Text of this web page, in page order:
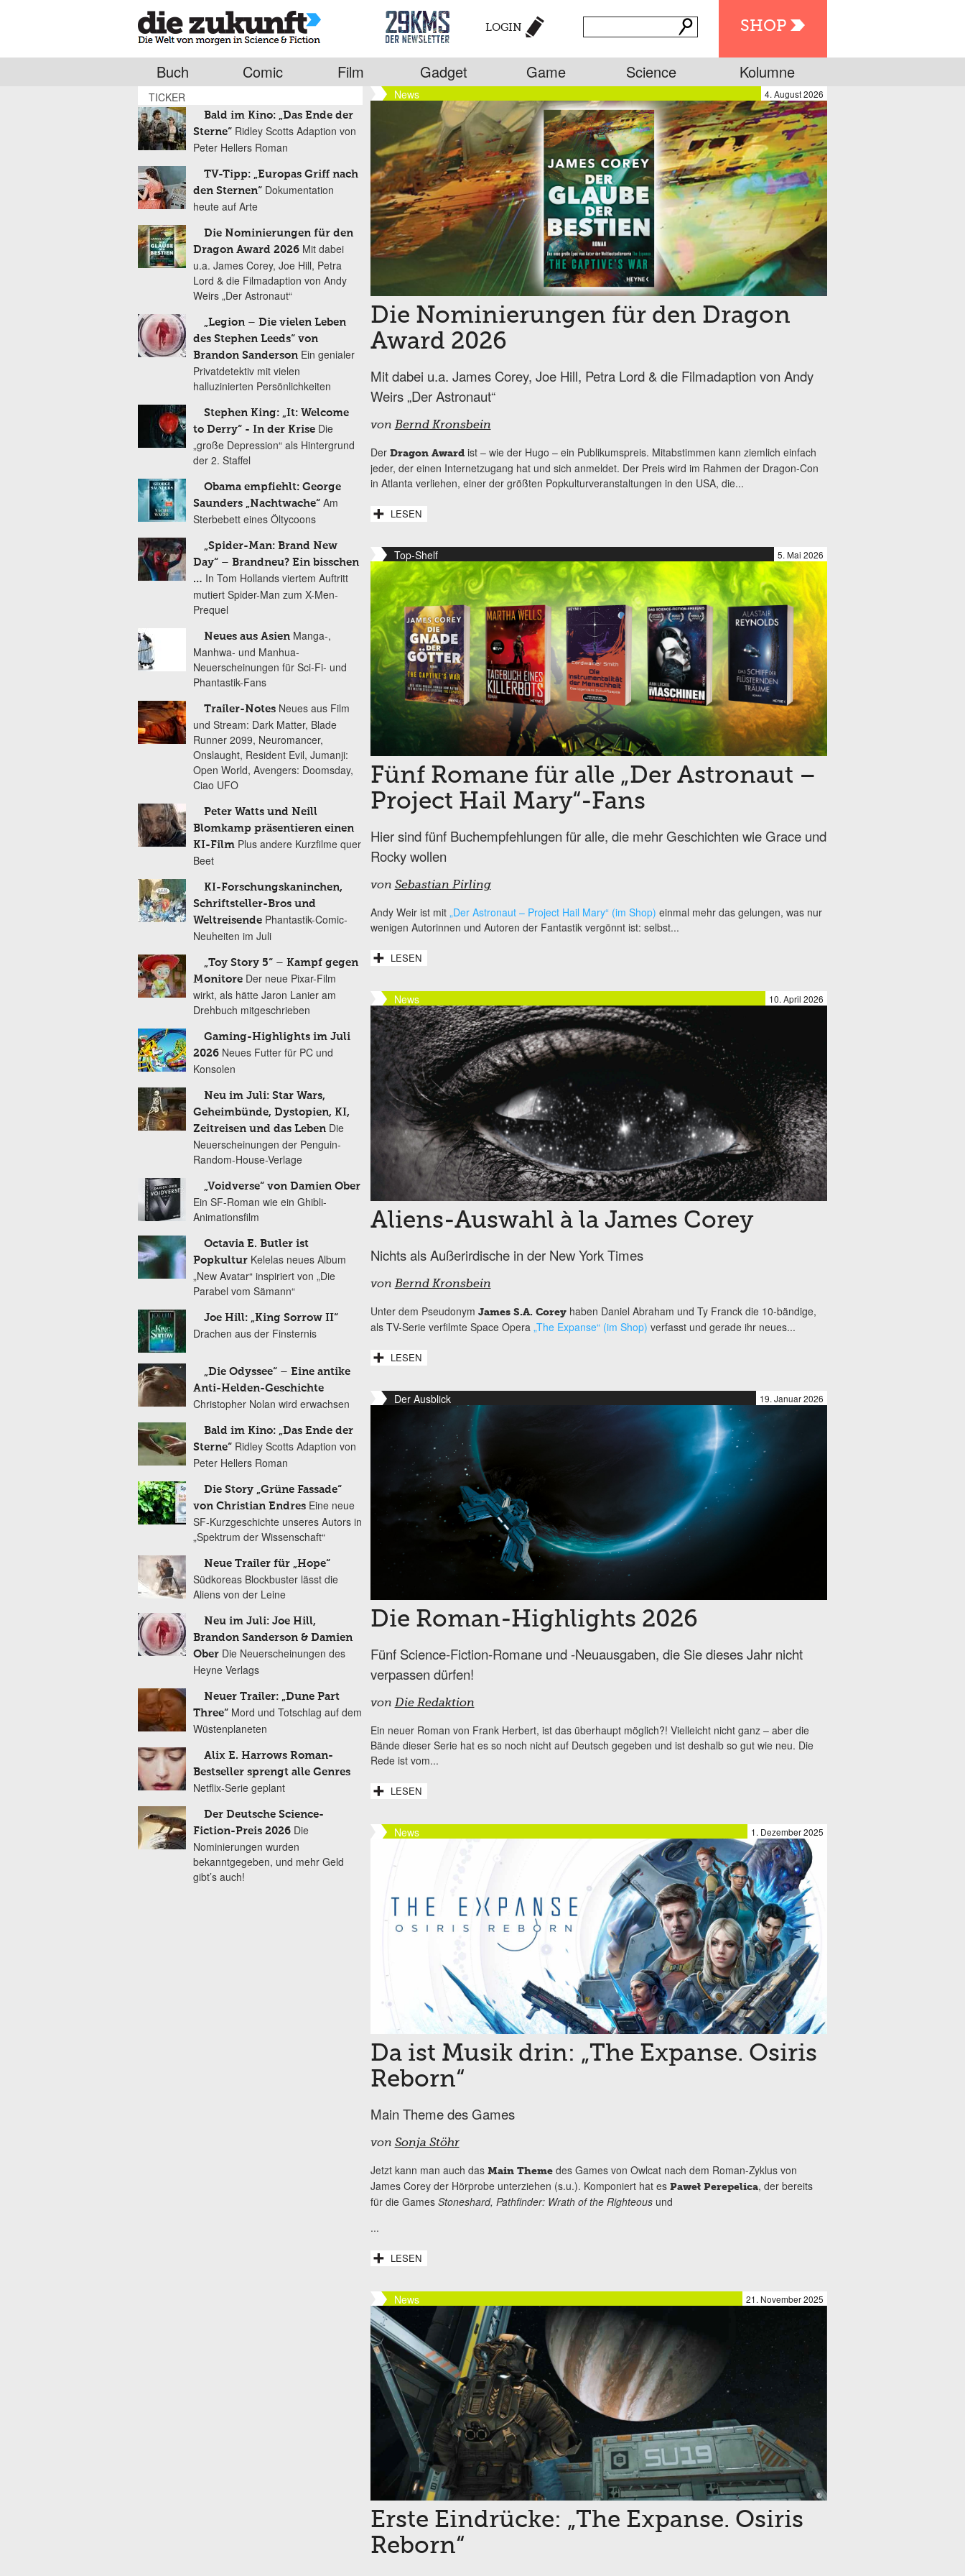
SHOP
LOGIN
Buch Comic Film Gadget Game Science Kolumne
News 4. August 2026
Die Nominierungen für den Dragon
Award 2026
Mit dabei u.a. James Corey, Joe Hill, Petra Lord & die Filmadaption von Andy
Weirs „Der Astronaut“
von Bernd Kronsbein
Der Dragon Awardist – wie der Hugo – ein Publikumspreis. Mitabstimmen kann ziemlich einfach
jeder, der einen Internetzugang hat und sich anmeldet. Der Preis wird im Rahmen der Dragon-Con
in Atlanta verliehen, einer der größten Popkulturveranstaltungen in den USA, die...
LESEN
Top-Shelf 5. Mai 2026
Fünf Romane für alle „Der Astronaut –
Project Hail Mary“-Fans
Hier sind fünf Buchempfehlungen für alle, die mehr Geschichten wie Grace und
Rocky wollen
von Sebastian Pirling
Andy Weir ist mit „Der Astronaut – Project Hail Mary“ (im Shop) einmal mehr das gelungen, was nur
wenigen Autorinnen und Autoren der Fantastik vergönnt ist: selbst...
LESEN
News 10. April 2026
Aliens-Auswahl à la James Corey
Nichts als Außerirdische in der New York Times
von Bernd Kronsbein
Unter dem Pseudonym James S.A. Coreyhaben Daniel Abraham und Ty Franck die 10-bändige,
als TV-Serie verfilmte Space Opera „The Expanse“ (im Shop) verfasst und gerade ihr neues...
LESEN
Der Ausblick 19. Januar 2026
Die Roman-Highlights 2026
Fünf Science-Fiction-Romane und -Neuausgaben, die Sie dieses Jahr nicht
verpassen dürfen!
von Die Redaktion
Ein neuer Roman von Frank Herbert, ist das überhaupt möglich?! Vielleicht nicht ganz – aber die
Bände dieser Serie hat es so noch nicht auf Deutsch gegeben und ist deshalb so gut wie neu. Die
Rede ist vom...
LESEN
News 1. Dezember 2025
Da ist Musik drin: „The Expanse. Osiris
Reborn“
Main Theme des Games
von Sonja Stöhr
Jetzt kann man auch das Main Themedes Games von Owlcat nach dem Roman-Zyklus von
James Corey der Hörprobe unterziehen (s.u.). Komponiert hat es Paweł Perepelica, der bereits
für die Games Stoneshard, Pathfinder: Wrath of the Righteous und
...
LESEN
News 21. November 2025
Erste Eindrücke: „The Expanse. Osiris
Reborn“
TICKER
Bald im Kino: „Das Ende der
Sterne“ Ridley Scotts Adaption von
Peter Hellers Roman
TV-Tipp: „Europas Griff nach
den Sternen“ Dokumentation
heute auf Arte
Die Nominierungen für den
Dragon Award 2026 Mit dabei
u.a. James Corey, Joe Hill, Petra
Lord & die Filmadaption von Andy
Weirs „Der Astronaut“
„Legion – Die vielen Leben
des Stephen Leeds“ von
Brandon Sanderson Ein genialer
Privatdetektiv mit vielen
halluzinierten Persönlichkeiten
Stephen King: „It: Welcome
to Derry“ - In der Krise Die
„große Depression“ als Hintergrund
der 2. Staffel
Obama empfiehlt: George
Saunders „Nachtwache“ Am
Sterbebett eines Öltycoons
„Spider-Man: Brand New
Day“ – Brandneu? Ein bisschen
… In Tom Hollands viertem Auftritt
mutiert Spider-Man zum X-Men-
Prequel
Neues aus Asien Manga-,
Manhwa- und Manhua-
Neuerscheinungen für Sci-Fi- und
Phantastik-Fans
Trailer-Notes Neues aus Film
und Stream: Dark Matter, Blade
Runner 2099, Neuromancer,
Onslaught, Resident Evil, Jumanji:
Open World, Avengers: Doomsday,
Ciao UFO
Peter Watts und Neill
Blomkamp präsentieren einen
KI-Film Plus andere Kurzfilme quer
Beet
KI-Forschungskaninchen,
Schriftsteller-Bros und
Weltreisende Phantastik-Comic-
Neuheiten im Juli
„Toy Story 5“ – Kampf gegen
Monitore Der neue Pixar-Film
wirkt, als hätte Jaron Lanier am
Drehbuch mitgeschrieben
Gaming-Highlights im Juli
2026 Neues Futter für PC und
Konsolen
Neu im Juli: Star Wars,
Geheimbünde, Dystopien, KI,
Zeitreisen und das Leben Die
Neuerscheinungen der Penguin-
Random-House-Verlage
„Voidverse“ von Damien Ober
Ein SF-Roman wie ein Ghibli-
Animationsfilm
Octavia E. Butler ist
Popkultur Kelelas neues Album
„New Avatar“ inspiriert von „Die
Parabel vom Sämann“
Joe Hill: „King Sorrow II“
Drachen aus der Finsternis
„Die Odyssee“ – Eine antike
Anti-Helden-Geschichte
Christopher Nolan wird erwachsen
Bald im Kino: „Das Ende der
Sterne“ Ridley Scotts Adaption von
Peter Hellers Roman
Die Story „Grüne Fassade“
von Christian Endres Eine neue
SF-Kurzgeschichte unseres Autors in
„Spektrum der Wissenschaft“
Neue Trailer für „Hope“
Südkoreas Blockbuster lässt die
Aliens von der Leine
Neu im Juli: Joe Hill,
Brandon Sanderson & Damien
Ober Die Neuerscheinungen des
Heyne Verlags
Neuer Trailer: „Dune Part
Three“ Mord und Totschlag auf dem
Wüstenplaneten
Alix E. Harrows Roman-
Bestseller sprengt alle Genres
Netflix-Serie geplant
Der Deutsche Science-
Fiction-Preis 2026 Die
Nominierungen wurden
bekanntgegeben, und mehr Geld
gibt’s auch!